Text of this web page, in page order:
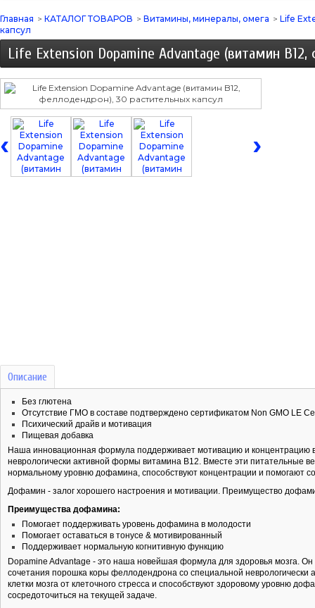
Главная > КАТАЛОГ ТОВАРОВ > Витамины, минералы, омега > Life
капсул
Life Extension Dopamine Advantage (витамин
‹ ›
Описание
Без глютена
Отсутствие ГМО в составе подтверждено сертификатом Non GMO LE
Психический драйв и мотивация
Пищевая добавка
Наша инновационная формула поддерживает мотивацию и
неврологически активной формы витамина B12. Вместе эти питательные
нормальному уровню дофамина, способствуют концентрации и помогают
Дофамин - залог хорошего настроения и мотивации. Преимущество
Преимущества дофамина:
Помогает поддерживать уровень дофамина в молодости
Помогает оставаться в тонусе & мотивированный
Поддерживает нормальную когнитивную функцию
Dopamine Advantage - это наша новейшая формула для здоровья мозга.
сочетания порошка коры феллодендрона со специальной
клетки мозга от клеточного стресса и способствуют здоровому уровню
сосредоточиться на текущей задаче.